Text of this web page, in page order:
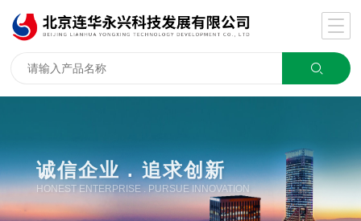
诚信企业 . 追求创新
HONEST ENTERPRISE . PURSUE INNOVATION